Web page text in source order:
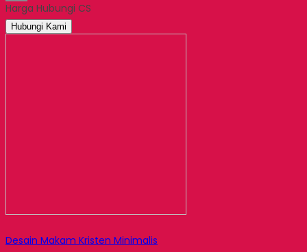
Email
Harga Hubungi CS
Hubungi Kami
Desain Makam Kristen Minimalis